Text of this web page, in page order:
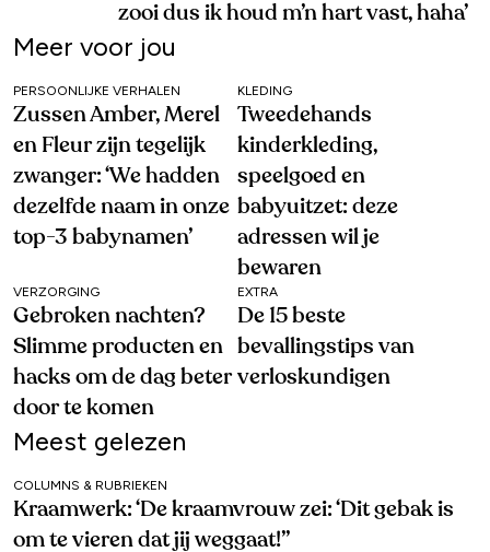
zooi dus ik houd m’n hart vast, haha’
Meer voor jou
PERSOONLIJKE VERHALEN
Zussen Amber, Merel
en Fleur zijn tegelijk
zwanger: ‘We hadden
dezelfde naam in onze
top-3 babynamen’
KLEDING
Tweedehands
kinderkleding,
speelgoed en
babyuitzet: deze
adressen wil je
bewaren
VERZORGING
Gebroken nachten?
Slimme producten en
hacks om de dag beter
door te komen
EXTRA
De 15 beste
bevallingstips van
verloskundigen
Meest gelezen
COLUMNS & RUBRIEKEN
Kraamwerk: ‘De kraamvrouw zei: ‘Dit gebak is
om te vieren dat jij weggaat!’’